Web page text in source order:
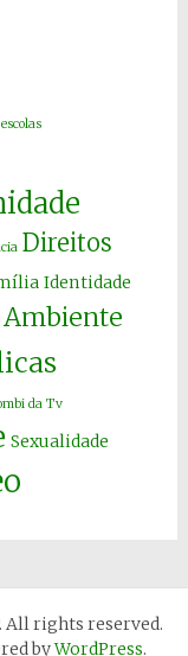
Direitos
Identidade
da Tv
Sexualidade
All rights reserved.
byWordPress.